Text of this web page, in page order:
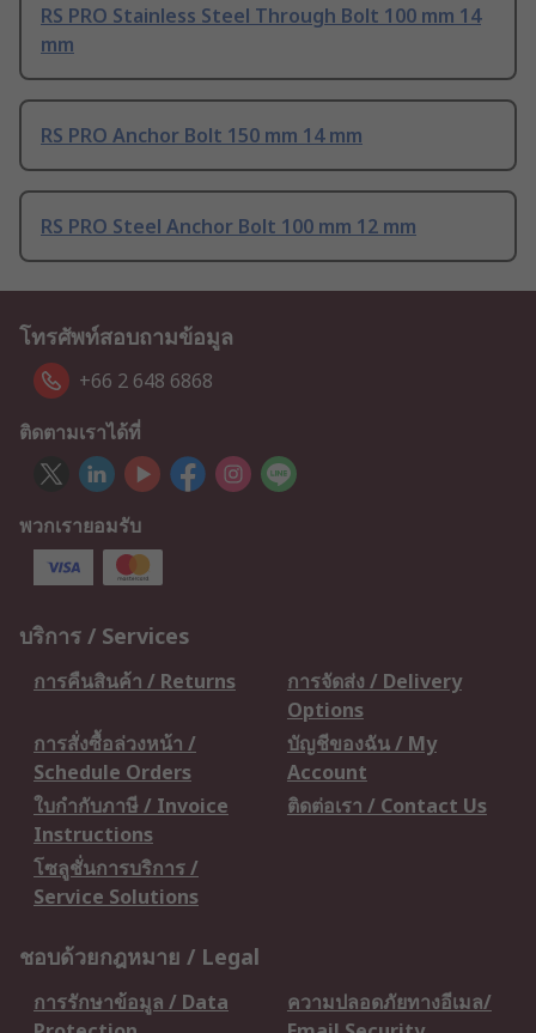
RS PRO Stainless Steel Through Bolt 100 mm 14
mm
RS PRO Anchor Bolt 150 mm 14 mm
RS PRO Steel Anchor Bolt 100 mm 12 mm
โทรศัพท์สอบถามข้อมูล
+66 2 648 6868
ติดตามเราได้ที่
พวกเรายอมรับ
บริการ / Services
การคืนสินค้า / Returns
การจัดส่ง / Delivery
Options
การสั่งซื้อล่วงหน้า /
Schedule Orders
บัญชีของฉัน / My
Account
ใบกำกับภาษี / Invoice
Instructions
ติดต่อเรา / Contact Us
โซลูชั่นการบริการ /
Service Solutions
ชอบด้วยกฎหมาย / Legal
การรักษาข้อมูล / Data
ความปลอดภัยทางอีเมล/